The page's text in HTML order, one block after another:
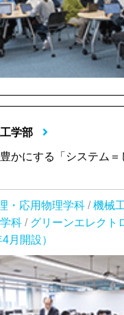
学部
かにする「システム＝
・応用物理学科 /機械
科 / グリーンエレクト
月開設）